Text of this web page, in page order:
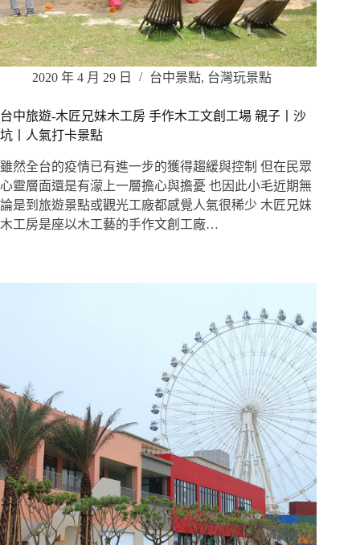
2020 年 4 月 29 日 台中景點, 台灣玩景點
台中旅遊-木匠兄妹木工房 手作木工文創工場 親子丨沙
坑丨人氣打卡景點
雖然全台的疫情已有進一步的獲得趨緩與控制 但在民眾
心靈層面還是有濛上一層擔心與擔憂 也因此小毛近期無
論是到旅遊景點或觀光工廠都感覺人氣很稀少 木匠兄妺
木工房是座以木工藝的手作文創工廠…